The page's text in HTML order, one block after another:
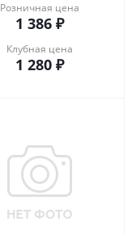
Розничная цена
1 386 ₽
Клубная цена
1 280 ₽